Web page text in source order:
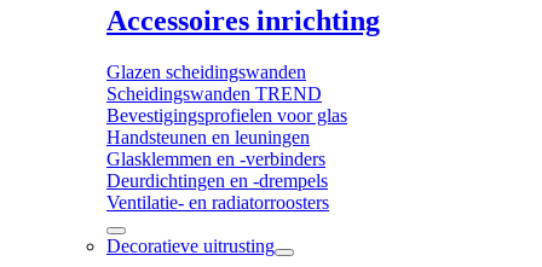
Accessoires inrichting
Glazen scheidingswanden
Scheidingswanden TREND
Bevestigingsprofielen voor glas
Handsteunen en leuningen
Glasklemmen en -verbinders
Deurdichtingen en -drempels
Ventilatie- en radiatorroosters
Decoratieve uitrusting